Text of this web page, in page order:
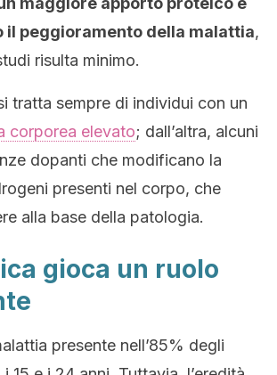
il peggioramento della malattia,
risulta minimo.
tratta sempre di individui con un
corporea elevato; dall’altra, alcuni
dopanti che modificano la
presenti nel corpo, che
alla base della patologia.
gioca un ruolo
presente nell’85% degli